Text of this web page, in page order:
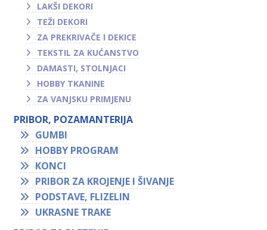
LAKŠI DEKORI
TEŽI DEKORI
ZA PREKRIVAČE I DEKICE
TEKSTIL ZA KUĆANSTVO
DAMASTI, STOLNJACI
HOBBY TKANINE
ZA VANJSKU PRIMJENU
PRIBOR, POZAMANTERIJA
GUMBI
HOBBY PROGRAM
KONCI
PRIBOR ZA KROJENJE I ŠIVANJE
PODSTAVE, FLIZELIN
UKRASNE TRAKE